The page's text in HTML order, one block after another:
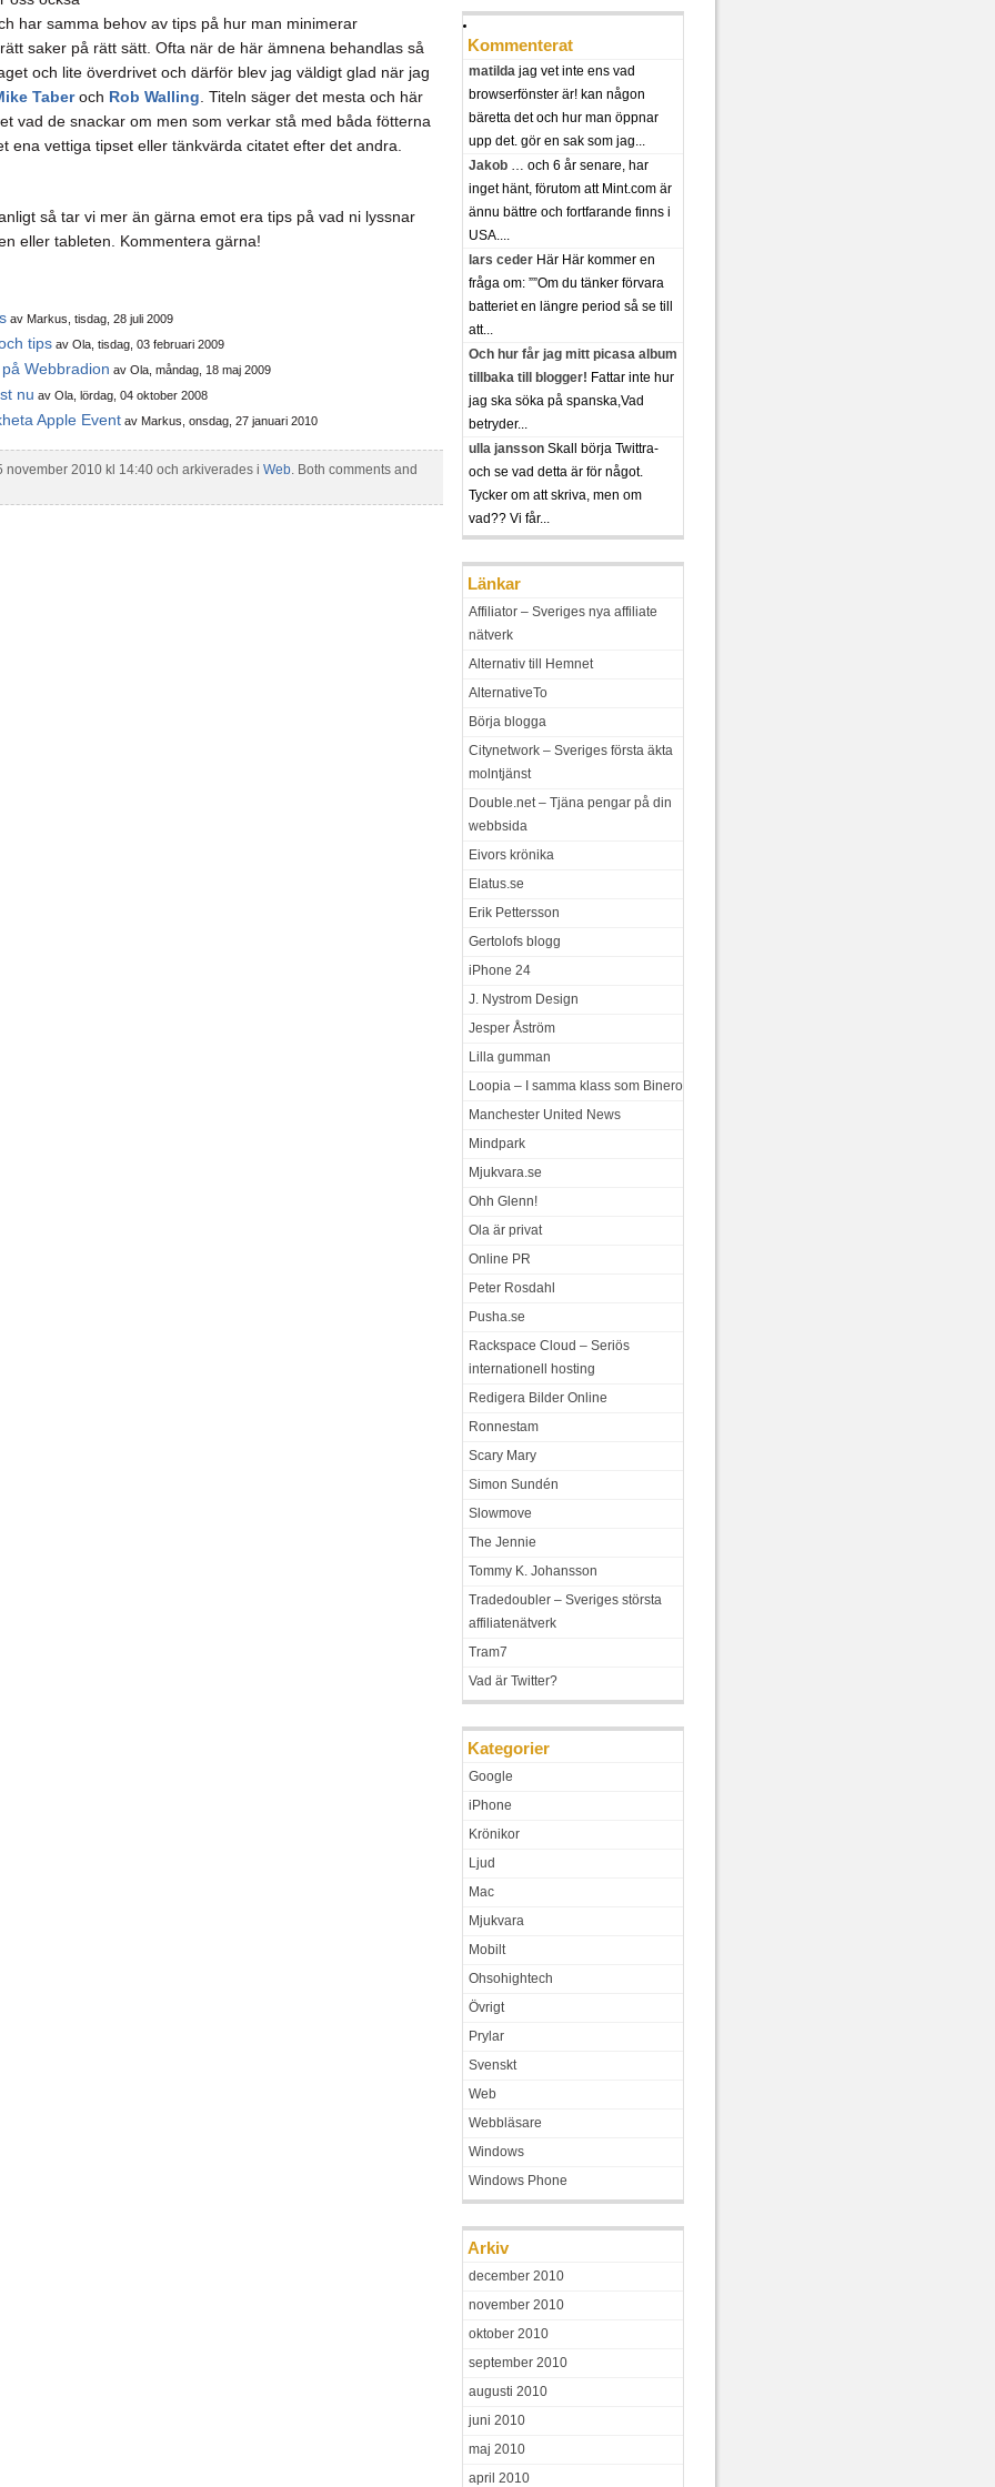
har samma behov av tips på hur man minimerar
saker på rätt sätt. Ofta när de här ämnena behandlas så
och lite överdrivet och därför blev jag väldigt glad när jag
Taberoch Rob Walling . Titeln säger det mesta och här
vad de snackar om men som verkar stå med båda fötterna
ena vettiga tipset eller tänkvärda citatet efter det andra.
så tar vi mer än gärna emot era tips på vad ni lyssnar
eller tableten. Kommentera gärna!
av Markus, tisdag, 28 juli 2009
tips av Ola, tisdag, 03 februari 2009
Webbradion av Ola, måndag, 18 maj 2009
nu av Ola, lördag, 04 oktober 2008
Apple Event av Markus, onsdag, 27 januari 2010
november 2010 kl 14:40 och arkiverades i Web. Both comments and
Kommenterat
matilda jag vet inte ens vad
browserfönster är! kan någon
bäretta det och hur man öppnar
upp det. gör en sak som jag...
Jakob … och 6 år senare, har
inget hänt, förutom att Mint.com är
ännu bättre och fortfarande finns i
USA....
lars ceder Här Här kommer en
fråga om: ””Om du tänker förvara
batteriet en längre period så se till
att...
Och hur får jag mitt picasa album
tillbaka till blogger! Fattar inte hur
jag ska söka på spanska,Vad
betryder...
ulla jansson Skall börja Twittra-
och se vad detta är för något.
Tycker om att skriva, men om
vad?? Vi får...
Länkar
Affiliator – Sveriges nya affiliate
nätverk
Alternativ till Hemnet
AlternativeTo
Börja blogga
Citynetwork – Sveriges första äkta
molntjänst
Double.net – Tjäna pengar på din
webbsida
Eivors krönika
Elatus.se
Erik Pettersson
Gertolofs blogg
iPhone 24
J. Nystrom Design
Jesper Åström
Lilla gumman
Loopia – I samma klass som Binero
Manchester United News
Mindpark
Mjukvara.se
Ohh Glenn!
Ola är privat
Online PR
Peter Rosdahl
Pusha.se
Rackspace Cloud – Seriös
internationell hosting
Redigera Bilder Online
Ronnestam
Scary Mary
Simon Sundén
Slowmove
The Jennie
Tommy K. Johansson
Tradedoubler – Sveriges största
affiliatenätverk
Tram7
Vad är Twitter?
Kategorier
Google
iPhone
Krönikor
Ljud
Mac
Mjukvara
Mobilt
Ohsohightech
Övrigt
Prylar
Svenskt
Web
Webbläsare
Windows
Windows Phone
Arkiv
december 2010
november 2010
oktober 2010
september 2010
augusti 2010
juni 2010
maj 2010
april 2010